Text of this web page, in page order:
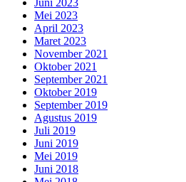
Juni 2023
Mei 2023
April 2023
Maret 2023
November 2021
Oktober 2021
September 2021
Oktober 2019
September 2019
Agustus 2019
Juli 2019
Juni 2019
Mei 2019
Juni 2018